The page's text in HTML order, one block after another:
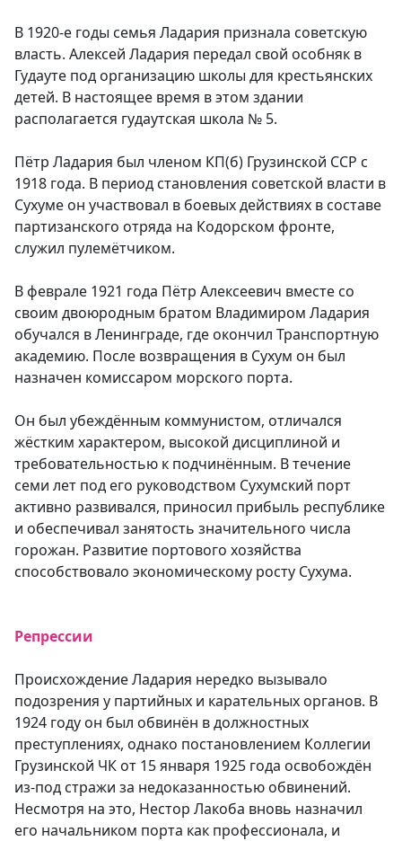
В 1920-е годы семья Ладария признала советскую
власть. Алексей Ладария передал свой особняк в
Гудауте под организацию школы для крестьянских
детей. В настоящее время в этом здании
располагается гудаутская школа № 5.
Пётр Ладария был членом КП(б) Грузинской ССР с
1918 года. В период становления советской власти в
Сухуме он участвовал в боевых действиях в составе
партизанского отряда на Кодорском фронте,
служил пулемётчиком.
В феврале 1921 года Пётр Алексеевич вместе со
своим двоюродным братом Владимиром Ладария
обучался в Ленинграде, где окончил Транспортную
академию. После возвращения в Сухум он был
назначен комиссаром морского порта.
Он был убеждённым коммунистом, отличался
жёстким характером, высокой дисциплиной и
требовательностью к подчинённым. В течение
семи лет под его руководством Сухумский порт
активно развивался, приносил прибыль республике
и обеспечивал занятость значительного числа
горожан. Развитие портового хозяйства
способствовало экономическому росту Сухума.
Репрессии
Происхождение Ладария нередко вызывало
подозрения у партийных и карательных органов. В
1924 году он был обвинён в должностных
преступлениях, однако постановлением Коллегии
Грузинской ЧК от 15 января 1925 года освобождён
из-под стражи за недоказанностью обвинений.
Несмотря на это, Нестор Лакоба вновь назначил
его начальником порта как профессионала, и